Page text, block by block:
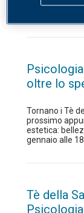
SYNLAB
oltre lo
Tornano i Tè
prossimo
estetica:
gennaio alle
Tè della